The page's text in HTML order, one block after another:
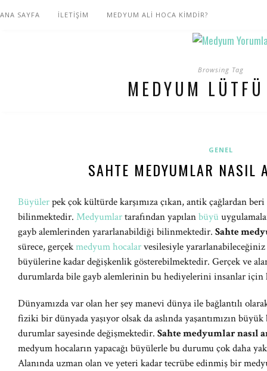
ANA SAYFA İLETİŞİM MEDYUM ALİ HOCA KİMDİR?
Browsing Tag
MEDYUM
GENEL
SAHTE MEDYUMLAR NASIL
Büyülerpek çok kültürde karşımıza çıkan, antik çağlardan
bilinmektedir. Medyumlartarafından yapılanbüyü
gayb alemlerinden yararlanabildiği bilinmektedir. Sahte
sürece, gerçekmedyum hocalarvesilesiyle
büyülerine kadar değişkenlik gösterebilmektedir. Gerçek ve
durumlarda bile gayb alemlerinin bu hediyelerini insanlar
Dünyamızda var olan her şey manevi dünya ile bağlantılı
fiziki bir dünyada yaşıyor olsak da aslında yaşantımızın
durumlar sayesinde değişmektedir. Sahte medyumlar nasıl
medyum hocaların yapacağı büyülerle bu durumu çok daha
Alanında uzman olan ve yeteri kadar tecrübe edinmiş bir